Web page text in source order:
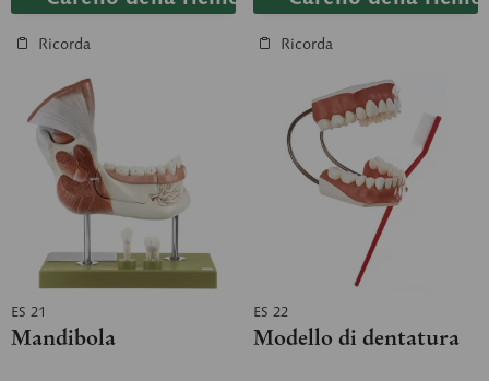
Ricorda Ricorda
ES 21
Mandibola
ES 22
Modello di dentatura